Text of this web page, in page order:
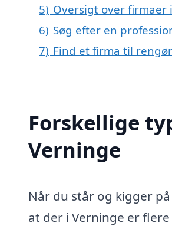
5) Oversigt over firmaer
6) Søg efter en
7) Find et firma til
Forskellige
Verninge
Når du står og kigger
at der i Verninge er